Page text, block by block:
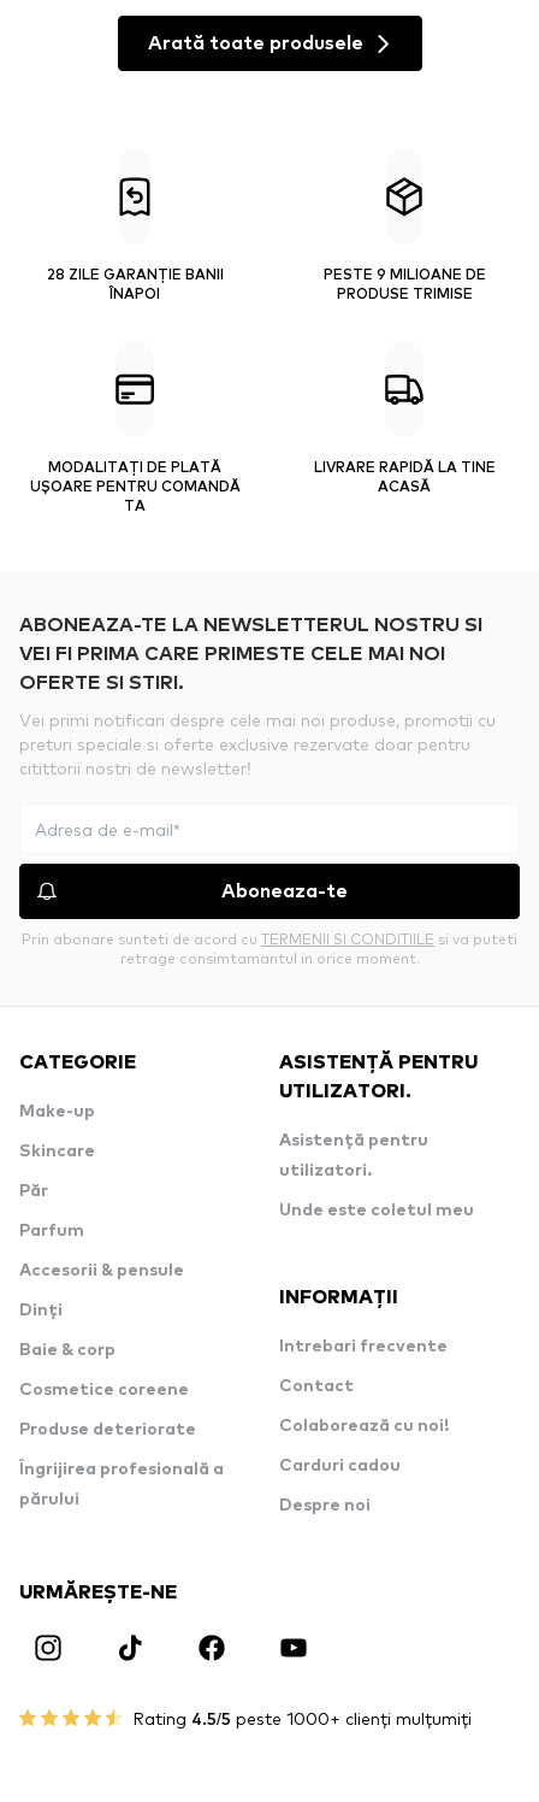
Arată toate produsele
28 ZILE GARANȚIE BANII
ÎNAPOI
PESTE 9 MILIOANE DE
PRODUSE TRIMISE
MODALITAȚI DE PLATĂ
UȘOARE PENTRU COMANDĂ
TA
LIVRARE RAPIDĂ LA TINE
ACASĂ
ABONEAZA-TE LA NEWSLETTERUL NOSTRU SI
VEI FI PRIMA CARE PRIMESTE CELE MAI NOI
OFERTE SI STIRI.
Vei primi notificari despre cele mai noi produse, promotii cu
preturi speciale si oferte exclusive rezervate doar pentru
citittorii nostri de newsletter!
Aboneaza-te
Prin abonare sunteti de acord cu TERMENII SI CONDITIILE si va puteti
retrage consimtamantul in orice moment.
CATEGORIE
Make-up
Skincare
Păr
Parfum
Accesorii & pensule
Dinți
Baie & corp
Cosmetice coreene
Produse deteriorate
Îngrijirea profesională a
părului
ASISTENȚĂ PENTRU
UTILIZATORI.
Asistență pentru
utilizatori.
Unde este coletul meu
INFORMAȚII
Intrebari frecvente
Contact
Colaborează cu noi!
Carduri cadou
Despre noi
URMĂREȘTE-NE
Rating 4.5/5 peste 1000+ clienți mulțumiți